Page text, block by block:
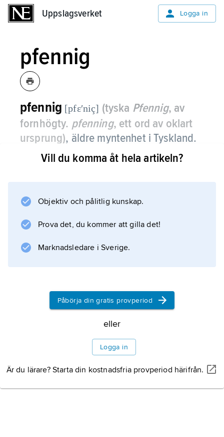
Uppslagsverket Logga in
pfennig
pfennig [pfɛʹniç] (tyska Pfennig, av
fornhögty. pfenning, ett ord av oklart
ursprung), äldre myntenhet i Tyskland.
100 pfennig=1 mark. Efter 1 januari 2002 är
Information om artikeln
Vill du komma åt hela artikeln?
Objektiv och pålitlig kunskap.
Prova det, du kommer att gilla det!
Marknadsledare i Sverige.
Påbörja din gratis provperiod
eller
Logga in
Är du lärare? Starta din kostnadsfria provperiod härifrån.